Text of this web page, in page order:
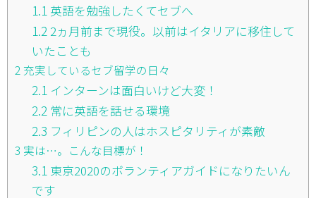
1.1 英語を勉強したくてセブへ
1.2 2ヵ月前まで現役。以前はイタリアに移住して
いたことも
2 充実しているセブ留学の日々
2.1 インターンは面白いけど大変！
2.2 常に英語を話せる環境
2.3 フィリピンの人はホスピタリティが素敵
3 実は…。こんな目標が！
3.1 東京2020のボランティアガイドになりたいん
です